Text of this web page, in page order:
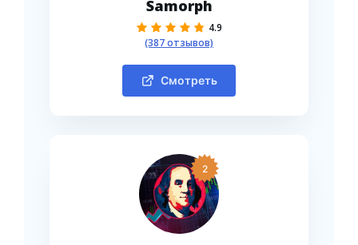
Samorph
4.9
(387 отзывов)
Смотреть
2